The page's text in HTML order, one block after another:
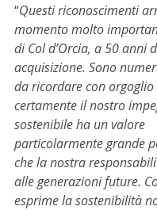
“Questi riconoscimenti
momento molto
di Col d’Orcia, a 50 anni
acquisizione. Sono
da ricordare con
certamente il nostro
sostenibile ha un valore
particolarmente grande
che la nostra
alle generazioni future.
esprime la sostenibilità